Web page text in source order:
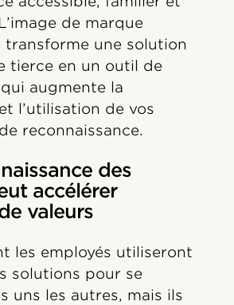
de marque
transforme une solution
tierce en un outil de
augmente la
l’utilisation de vos
reconnaissance.
des
accélérer
valeurs
les employés utiliseront
solutions pour se
uns les autres, mais ils